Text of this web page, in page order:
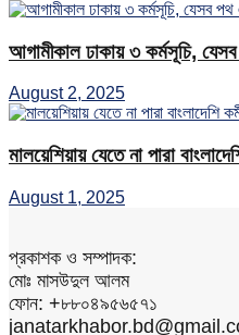
আগামীকাল ঢাকায় ৩ কর্মসূচি,
August 2, 2025
মালয়েশিয়ায় যেতে না পারা
August 1, 2025
প্রকাশক ও সম্পাদক:
মোঃ মাসউদুল আলম
ফোন: +৮৮০৪৯৫৬৫৭১